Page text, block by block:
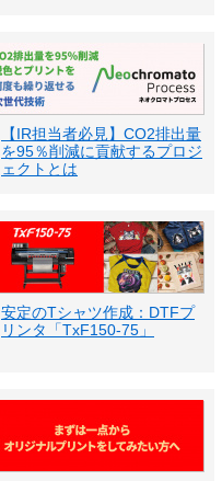
【IR担当者必見】CO2排出量
を95％削減に貢献するプロジ
ェクトとは
安定のTシャツ作成：DTFプ
リンタ「TxF150-75」